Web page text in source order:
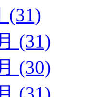
(31)
(31)
(30)